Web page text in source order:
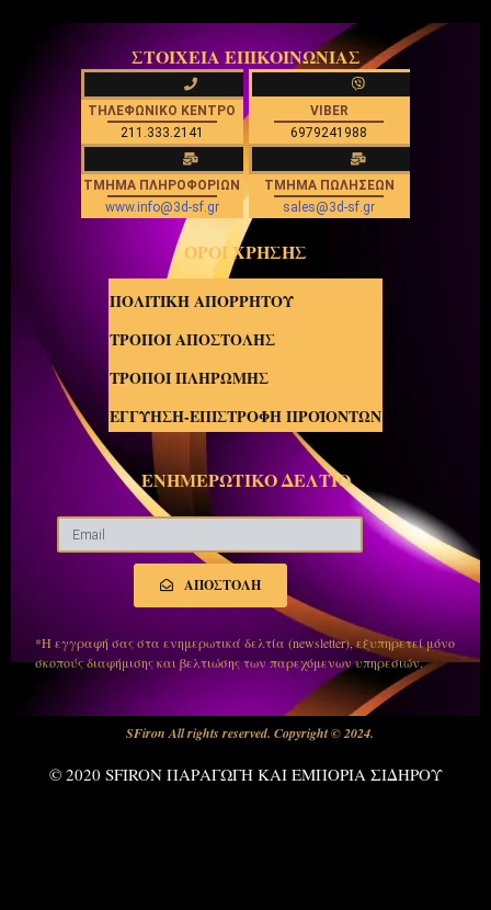
ΣΤΟΙΧΕΙΑ ΕΠΙΚΟΙΝΩΝΙΑΣ
ΤΗΛΕΦΩΝΙΚΟ ΚΕΝΤΡΟ
211.333.2141
VIBER
6979241988
ΤΜΗΜΑ ΠΛΗΡΟΦΟΡΙΩΝ
www.info@3d-sf.gr
ΤΜΗΜΑ ΠΩΛΗΣΕΩΝ
sales@3d-sf.gr
ΟΡΟΙ ΧΡΗΣΗΣ
ΠΟΛΙΤΙΚΗ ΑΠΟΡΡΗΤΟΥ
ΤΡΟΠΟΙ ΑΠΟΣΤΟΛΗΣ
ΤΡΟΠΟΙ ΠΛΗΡΩΜΗΣ
ΕΓΓΥΗΣΗ-ΕΠΙΣΤΡΟΦΗ ΠΡΟΪΟΝΤΩΝ
ΕΝΗΜΕΡΩΤΙΚΟ ΔΕΛΤΙΟ
ΑΠΟΣΤΟΛΗ
*Η εγγραφή σας στα ενημερωτικά δελτία (newsletter), εξυπηρετεί μόνο
σκοπούς διαφήμισης και βελτιώσης των παρεχόμενων υπηρεσιών.
SFiron All rights reserved. Copyright © 2024.
© 2020 SFIRON ΠΑΡΑΓΩΓΗ ΚΑΙ ΕΜΠΟΡΙΑ ΣΙΔΗΡΟΥ